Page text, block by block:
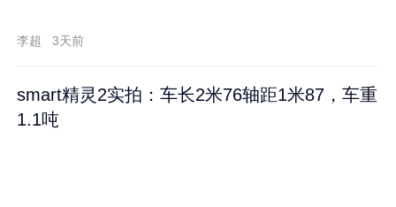
李超 3天前
smart精灵2实拍：车长2米76轴距1米87，车重
1.1吨